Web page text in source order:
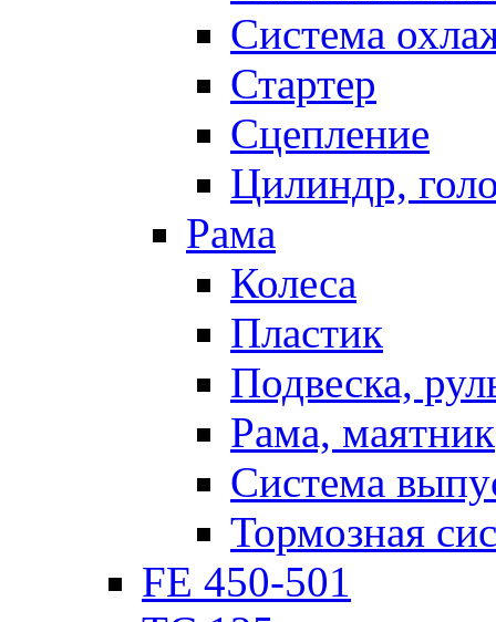
Система
Стартер
Сцепление
Цилиндр,
Рама
Колеса
Пластик
Подвеска,
Рама, маятник
Система
Тормозная
FE 450-501